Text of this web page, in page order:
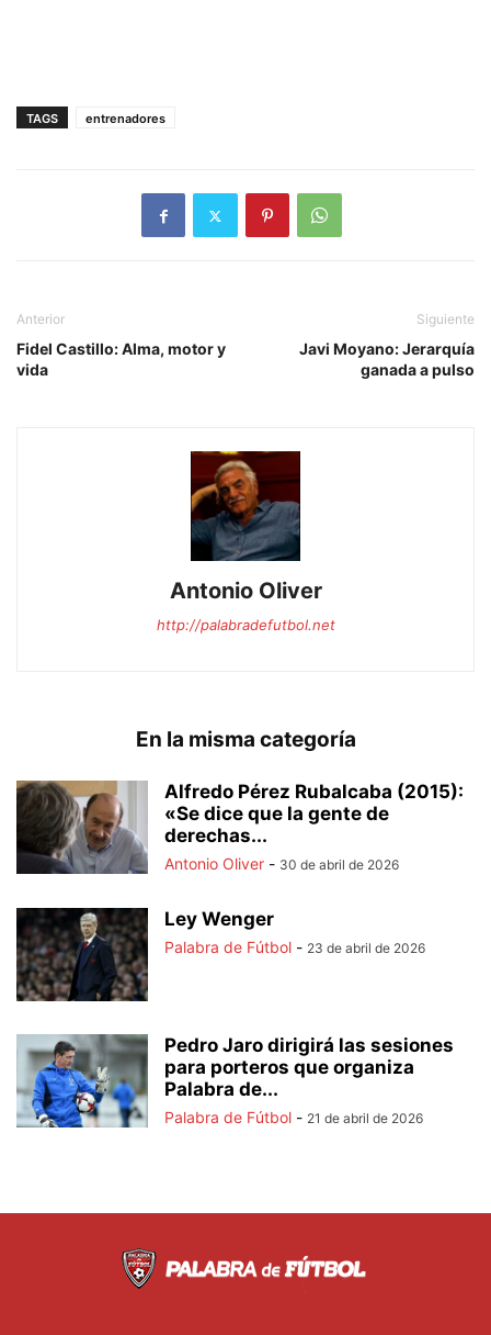
TAGS entrenadores
Anterior
Fidel Castillo: Alma, motor y
vida
Siguiente
Javi Moyano: Jerarquía
ganada a pulso
Antonio Oliver
http://palabradefutbol.net
En la misma categoría
Alfredo Pérez Rubalcaba (2015):
«Se dice que la gente de
derechas...
Antonio Oliver - 30 de abril de 2026
Ley Wenger
Palabra de Fútbol - 23 de abril de 2026
Pedro Jaro dirigirá las sesiones
para porteros que organiza
Palabra de...
Palabra de Fútbol - 21 de abril de 2026